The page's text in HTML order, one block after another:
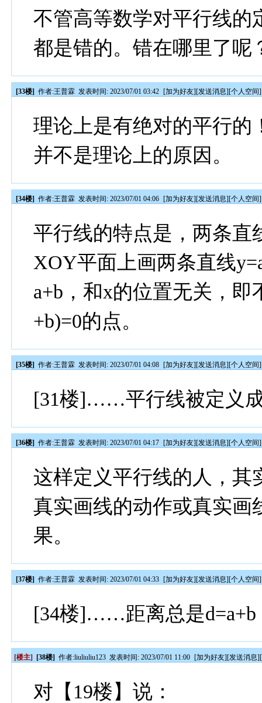
不管高等数学对平行线的
都是错的。错在哪里了呢
[33楼] 作者:王普霖 发表时间: 2023/07/01 03:42 [加为好友][发送消息][个人空间]
理论上是有绝对的平行的
并不是理论上的原因。
[34楼] 作者:王普霖 发表时间: 2023/07/01 04:06 [加为好友][发送消息][个人空间]
平行线的特点是，两条直
XOY平面上画两条直线
a+b，和x的位置无关，
+b)=0的点。
[35楼] 作者:王普霖 发表时间: 2023/07/01 04:08 [加为好友][发送消息][个人空间]
[31楼]……平行线被定义
[36楼] 作者:王普霖 发表时间: 2023/07/01 04:17 [加为好友][发送消息][个人空间]
这样定义平行线的人，其
真实画线的动作或真实画
果。
[37楼] 作者:王普霖 发表时间: 2023/07/01 04:33 [加为好友][发送消息][个人空间]
[34楼]……距离总是d=a+b
[楼主] [38楼] 作者:liuliuliu123 发表时间: 2023/07/01 11:00 [加为好友][发送消息][
对【19楼】说：